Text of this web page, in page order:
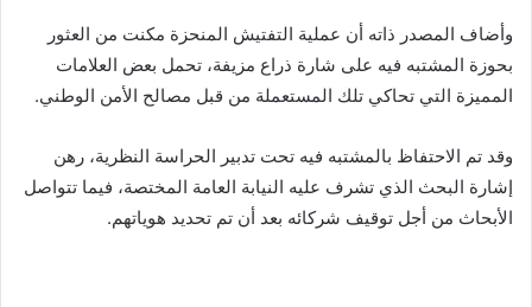
وأضاف المصدر ذاته أن عملية التفتيش المنحزة مكنت من العثور
بحوزة المشتبه فيه على شارة ذراع مزيفة، تحمل بعض العلامات
المميزة التي تحاكي تلك المستعملة من قبل مصالح الأمن الوطني.
وقد تم الاحتفاظ بالمشتبه فيه تحت تدبير الحراسة النظرية، رهن
إشارة البحث الذي تشرف عليه النيابة العامة المختصة، فيما تتواصل
الأبحاث من أجل توقيف شركائه بعد أن تم تحديد هوياتهم.